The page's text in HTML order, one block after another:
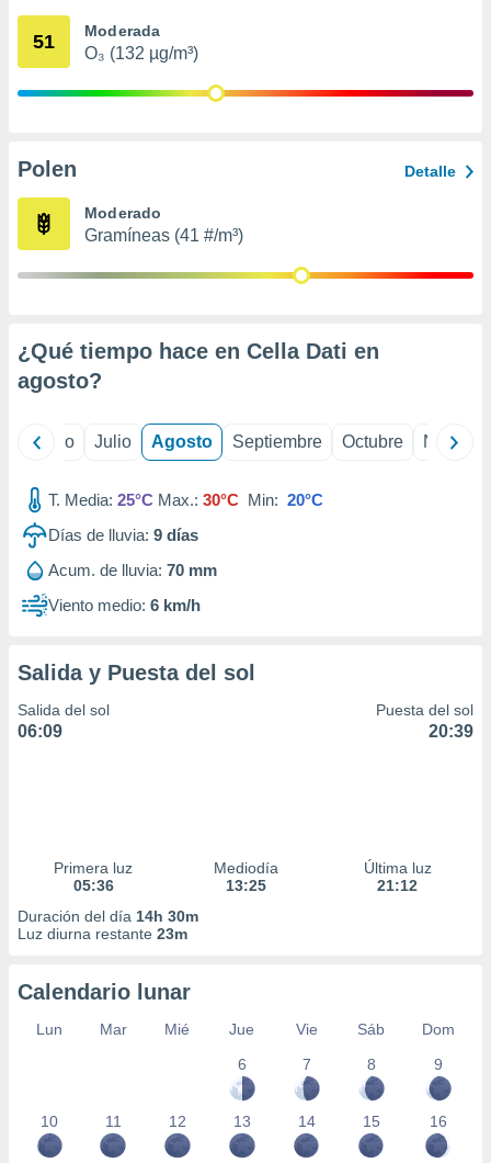
mediante
publicidad
de
51 Moderada
O₃ (132 µg/m³)
Polen Detalle
Moderado
Gramíneas (41 #/m³)
¿Qué tiempo hace en Cella Dati en
agosto?
Junio Julio Agosto Septiembre Octubre
T. Media: 25°C Max.: 30°C Min: 20°C
Días de lluvia: 9 días
Acum. de lluvia: 70 mm
Viento medio: 6 km/h
Salida y Puesta del sol
Salida del sol
06:09
Puesta del sol
20:39
Primera luz
05:36
Mediodía
13:25
Última luz
21:12
Duración del día 14h 30m
Luz diurna restante 23m
Calendario lunar
Lun Mar Mié Jue Vie Sáb
Dom
6
7 8 9
10 11 12 13 14 15 16